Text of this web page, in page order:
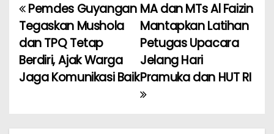
P
o
s
MA dan MTs Al Faizin
Mantapkan Latihan
Petugas Upacara
Jelang Hari
Pramuka dan HUT RI
Pemdes Guyangan
Tegaskan Mushola
dan TPQ Tetap
Berdiri, Ajak Warga
Jaga Komunikasi Baik